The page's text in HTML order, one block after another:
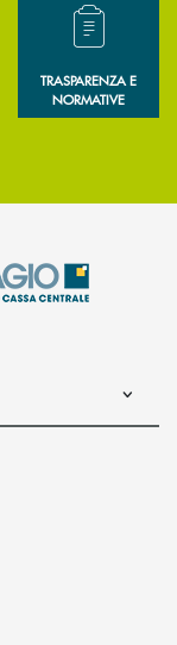
immediata?
Hai bisogno di
TRASPARENZA E
NORMATIVE
l’app di posta
l’app di posta